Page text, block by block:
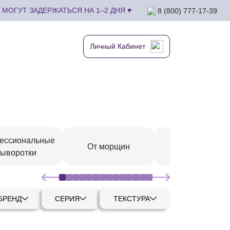
ЗАДЕРЖАТЬСЯ НА 1–2 ДНЯ ♥ 8 (800) 777-17-39
Личный Кабинет
От морщин
СЕРИЯ ТЕКСТУРА